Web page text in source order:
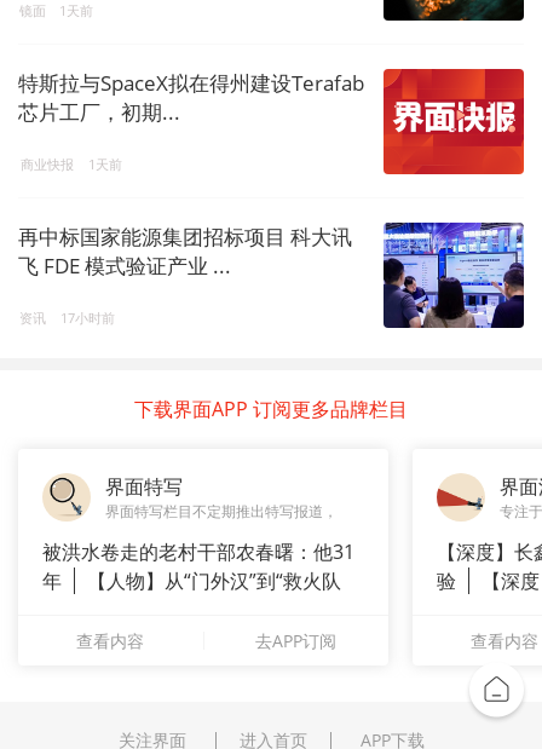
镜面 1天前
特斯拉与SpaceX拟在得州建设Terafab
芯片工厂，初期...
商业快报 1天前
再中标国家能源集团招标项目 科大讯
飞 FDE 模式验证产业 ...
资讯 17小时前
下载界面APP 订阅更多品牌栏目
界面特写
界面特写栏目不定期推出特写报道，
被洪水卷走的老村干部农春曙：他31
年
【人物】从“门外汉”到“救火队
查看内容 去APP订阅
界
专注
【深度】
验
【深
查看内容
关注界面 进入首页 APP下载